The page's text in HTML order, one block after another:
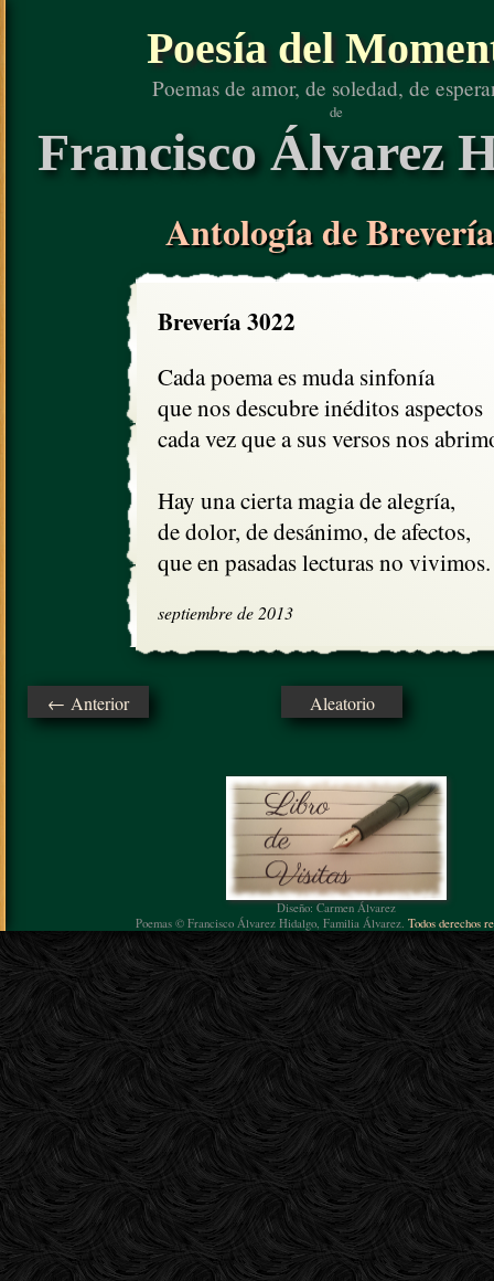
Poesía del
Poemas de amor, de soledad, de
de
Francisco Álvarez
Antología de
Brevería 3022
Cada poema es muda sinfonía
que nos descubre inéditos aspectos
cada vez que a sus versos nos
Hay una cierta magia de alegría,
de dolor, de desánimo, de afectos,
que en pasadas lecturas no vivimos.
septiembre de 2013
← Anterior Aleatorio
Diseño: Carmen Álvarez
Poemas © Francisco Álvarez Hidalgo, Familia Álvarez. Todos derechos